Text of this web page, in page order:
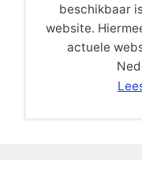
beschikbaar
website.
actuele